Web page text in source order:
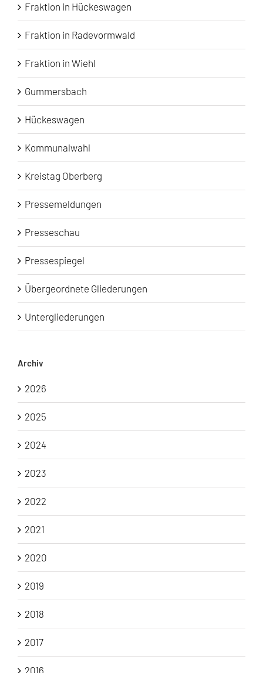
Fraktion in Hückeswagen
Fraktion in Radevormwald
Fraktion in Wiehl
Gummersbach
Hückeswagen
Kommunalwahl
Kreistag Oberberg
Pressemeldungen
Presseschau
Pressespiegel
Übergeordnete Gliederungen
Untergliederungen
Archiv
2026
2025
2024
2023
2022
2021
2020
2019
2018
2017
2016